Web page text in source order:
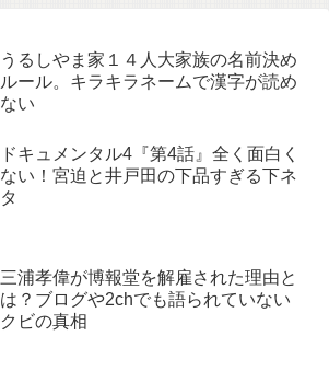
うるしやま家１４人大家族の名前決め
ルール。キラキラネームで漢字が読め
ない
ドキュメンタル4『第4話』全く面白く
ない！宮迫と井戸田の下品すぎる下ネ
タ
三浦孝偉が博報堂を解雇された理由と
は？ブログや2chでも語られていない
クビの真相